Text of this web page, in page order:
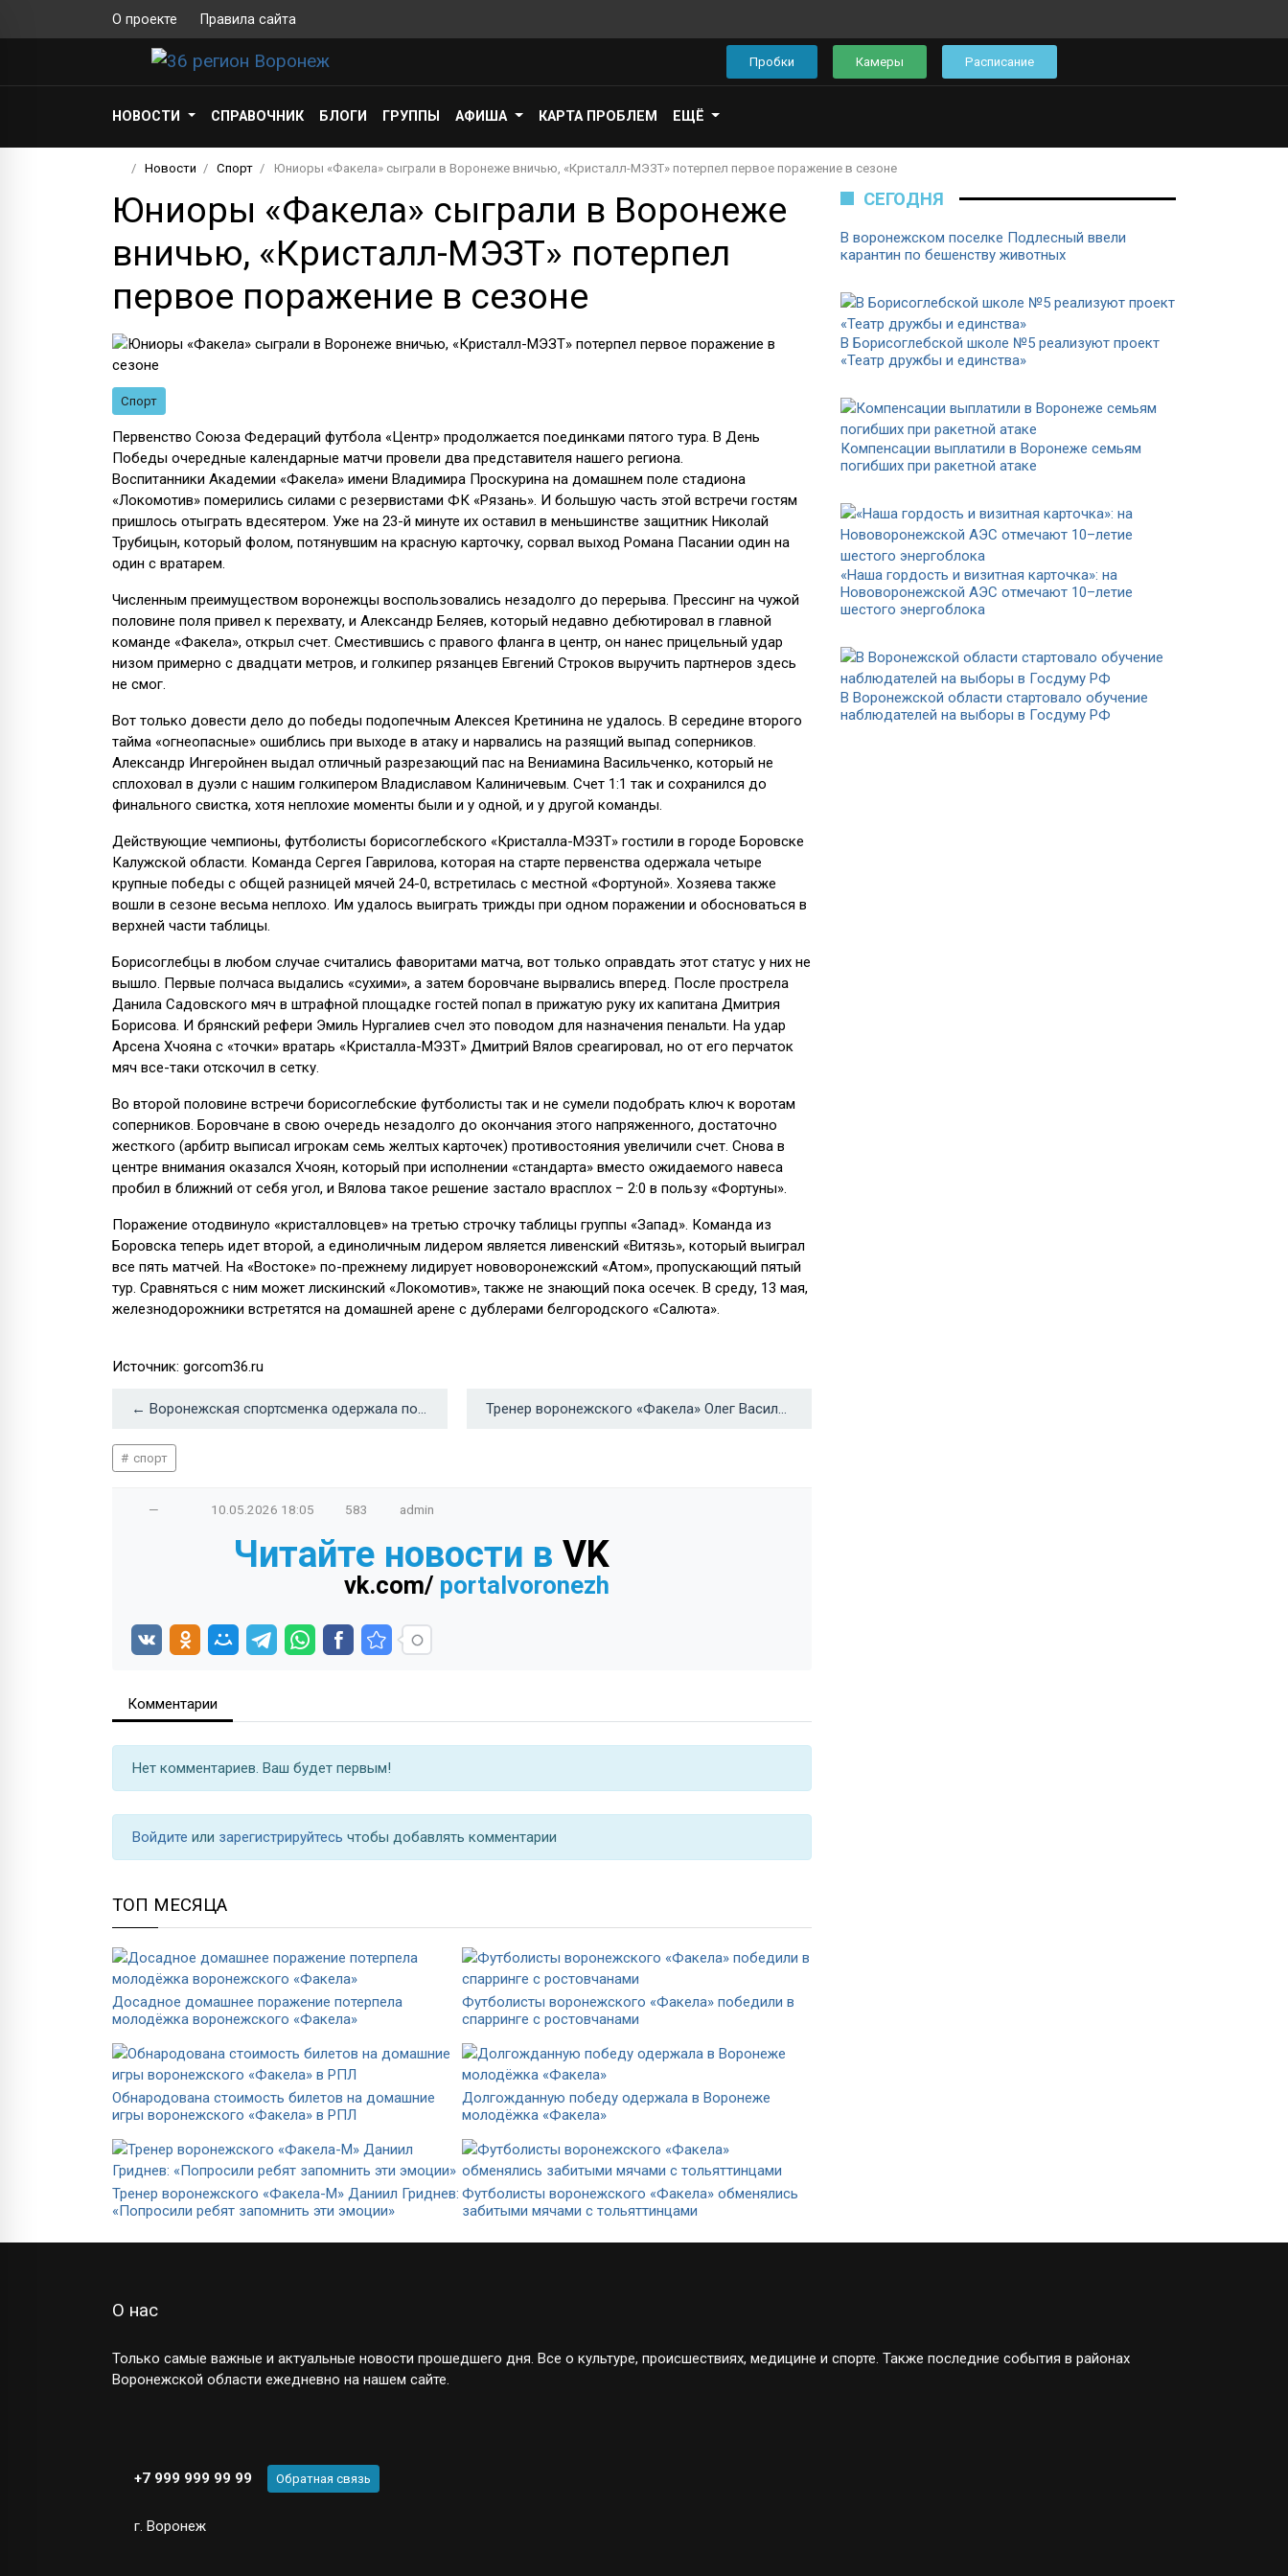
О проекте Правила сайта
Пробки Камеры Расписание
НОВОСТИ СПРАВОЧНИК БЛОГИ ГРУППЫ АФИША КАРТА ПРОБЛЕМ ЕЩЁ
Новости Спорт Юниоры «Факела» сыграли в Воронеже вничью, «Кристалл-МЭЗТ» потерпел первое поражение в сезоне
Юниоры «Факела» сыграли в Воронеже
вничью, «Кристалл-МЭЗТ» потерпел
первое поражение в сезоне
Спорт
Первенство Союза Федераций футбола «Центр» продолжается поединками пятого тура. В День
Победы очередные календарные матчи провели два представителя нашего региона.
Воспитанники Академии «Факела» имени Владимира Проскурина на домашнем поле стадиона
«Локомотив» померились силами с резервистами ФК «Рязань». И большую часть этой встречи гостям
пришлось отыграть вдесятером. Уже на 23-й минуте их оставил в меньшинстве защитник Николай
Трубицын, который фолом, потянувшим на красную карточку, сорвал выход Романа Пасании один на
один с вратарем.
Численным преимуществом воронежцы воспользовались незадолго до перерыва. Прессинг на чужой
половине поля привел к перехвату, и Александр Беляев, который недавно дебютировал в главной
команде «Факела», открыл счет. Сместившись с правого фланга в центр, он нанес прицельный удар
низом примерно с двадцати метров, и голкипер рязанцев Евгений Строков выручить партнеров здесь
не смог.
Вот только довести дело до победы подопечным Алексея Кретинина не удалось. В середине второго
тайма «огнеопасные» ошиблись при выходе в атаку и нарвались на разящий выпад соперников.
Александр Ингеройнен выдал отличный разрезающий пас на Вениамина Васильченко, который не
сплоховал в дуэли с нашим голкипером Владиславом Калиничевым. Счет 1:1 так и сохранился до
финального свистка, хотя неплохие моменты были и у одной, и у другой команды.
Действующие чемпионы, футболисты борисоглебского «Кристалла-МЭЗТ» гостили в городе Боровске
Калужской области. Команда Сергея Гаврилова, которая на старте первенства одержала четыре
крупные победы с общей разницей мячей 24-0, встретилась с местной «Фортуной». Хозяева также
вошли в сезоне весьма неплохо. Им удалось выиграть трижды при одном поражении и обосноваться в
верхней части таблицы.
Борисоглебцы в любом случае считались фаворитами матча, вот только оправдать этот статус у них не
вышло. Первые полчаса выдались «сухими», а затем боровчане вырвались вперед. После прострела
Данила Садовского мяч в штрафной площадке гостей попал в прижатую руку их капитана Дмитрия
Борисова. И брянский рефери Эмиль Нургалиев счел это поводом для назначения пенальти. На удар
Арсена Хчояна с «точки» вратарь «Кристалла-МЭЗТ» Дмитрий Вялов среагировал, но от его перчаток
мяч все-таки отскочил в сетку.
Во второй половине встречи борисоглебские футболисты так и не сумели подобрать ключ к воротам
соперников. Боровчане в свою очередь незадолго до окончания этого напряженного, достаточно
жесткого (арбитр выписал игрокам семь желтых карточек) противостояния увеличили счет. Снова в
центре внимания оказался Хчоян, который при исполнении «стандарта» вместо ожидаемого навеса
пробил в ближний от себя угол, и Вялова такое решение застало врасплох – 2:0 в пользу «Фортуны».
Поражение отодвинуло «кристалловцев» на третью строчку таблицы группы «Запад». Команда из
Боровска теперь идет второй, а единоличным лидером является ливенский «Витязь», который выиграл
все пять матчей. На «Востоке» по-прежнему лидирует нововоронежский «Атом», пропускающий пятый
тур. Сравняться с ним может лискинский «Локомотив», также не знающий пока осечек. В среду, 13 мая,
железнодорожники встретятся на домашней арене с дублерами белгородского «Салюта».
Источник: gorcom36.ru
← Воронежская спортсменка одержала победу на турнире в США, установив рекорд университета Тренер воронежского «Факела» Олег Василенко: «Я сказал парням, что они большие молодцы» →
спорт
— 10.05.2026 18:05 583 admin
Читайте новости в VK
vk.com/ portalvoronezh
Комментарии
Нет комментариев. Ваш будет первым!
Войдите или зарегистрируйтесь чтобы добавлять комментарии
ТОП МЕСЯЦА
Досадное домашнее поражение потерпела
молодёжка воронежского «Факела»
Футболисты воронежского «Факела» победили в
спарринге с ростовчанами
Обнародована стоимость билетов на домашние
игры воронежского «Факела» в РПЛ
Долгожданную победу одержала в Воронеже
молодёжка «Факела»
Тренер воронежского «Факела-М» Даниил Гриднев:
«Попросили ребят запомнить эти эмоции»
Футболисты воронежского «Факела» обменялись
забитыми мячами с тольяттинцами
СЕГОДНЯ
В воронежском поселке Подлесный ввели
карантин по бешенству животных
В Борисоглебской школе №5 реализуют проект
«Театр дружбы и единства»
Компенсации выплатили в Воронеже семьям
погибших при ракетной атаке
«Наша гордость и визитная карточка»: на
Нововоронежской АЭС отмечают 10–летие
шестого энергоблока
В Воронежской области стартовало обучение
наблюдателей на выборы в Госдуму РФ
О нас
Только самые важные и актуальные новости прошедшего дня. Все о культуре, происшествиях, медицине и спорте. Также последние события в районах
Воронежской области ежедневно на нашем сайте.
+7 999 999 99 99 Обратная связь
г. Воронеж